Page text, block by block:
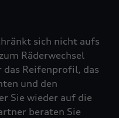
sich nicht aufs
Räderwechsel
Reifenprofil, das
und den
Sie wieder auf die
beraten Sie